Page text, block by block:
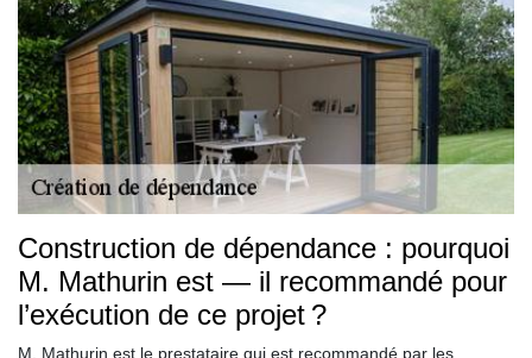
Construction de dépendance : pourquoi
M. Mathurin est — il recommandé pour
l’exécution de ce projet ?
M. Mathurin est le prestataire qui est recommandé par les